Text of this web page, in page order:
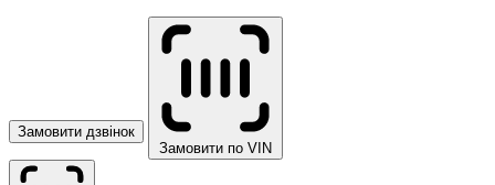
Замовити дзвінок
Замовити по VIN